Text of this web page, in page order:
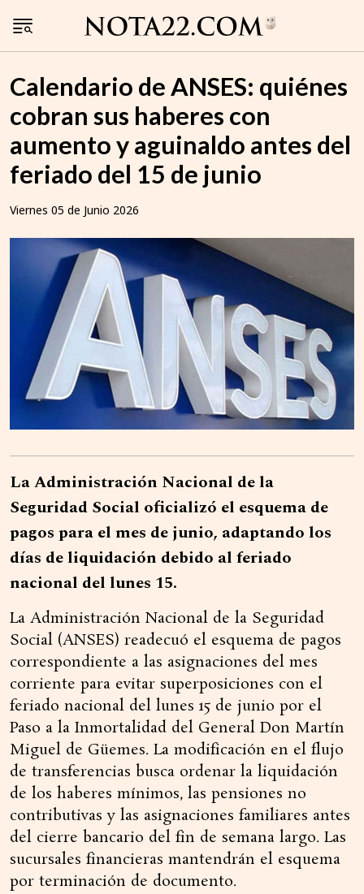
Calendario de ANSES: quiénes
cobran sus haberes con
aumento y aguinaldo antes del
feriado del 15 de junio
Viernes 05 de Junio 2026
La Administración Nacional de la
Seguridad Social oficializó el esquema de
pagos para el mes de junio, adaptando los
días de liquidación debido al feriado
nacional del lunes 15.
La Administración Nacional de la Seguridad
Social (ANSES) readecuó el esquema de pagos
correspondiente a las asignaciones del mes
corriente para evitar superposiciones con el
feriado nacional del lunes 15 de junio por el
Paso a la Inmortalidad del General Don Martín
Miguel de Güemes. La modificación en el flujo
de transferencias busca ordenar la liquidación
de los haberes mínimos, las pensiones no
contributivas y las asignaciones familiares antes
del cierre bancario del fin de semana largo. Las
sucursales financieras mantendrán el esquema
por terminación de documento.